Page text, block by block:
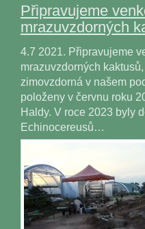
Připravujeme
mrazuvzdorných
4.7 2021. Připravujeme
mrazuvzdorných
zimovzdorná v našem
položeny v červnu roku
Haldy. V roce 2023 byly
Echinocereusů…